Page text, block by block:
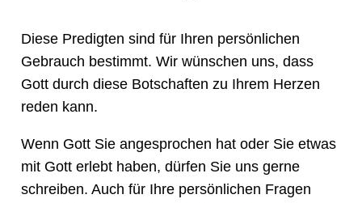
Diese Predigten sind für Ihren persönlichen
Gebrauch bestimmt. Wir wünschen uns, dass
Gott durch diese Botschaften zu Ihrem Herzen
reden kann.
Wenn Gott Sie angesprochen hat oder Sie etwas
mit Gott erlebt haben, dürfen Sie uns gerne
schreiben. Auch für Ihre persönlichen Fragen